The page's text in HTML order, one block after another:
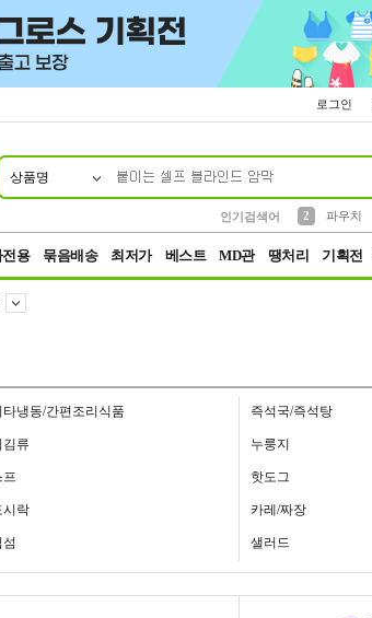
로그인
상품명
인기검색어
2
파우치
용 묶음배송 최저가 베스트 MD관 땡처리 기획전
타냉동/간편조리식품 즉석국/즉석탕
김류 누룽지
프 핫도그
시락 카레/짜장
섬 샐러드